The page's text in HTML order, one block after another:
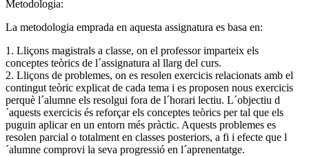
Metodologia:
La metodologia emprada en aquesta assignatura es basa en:
1. Lliçons magistrals a classe, on el professor imparteix els
conceptes teòrics de l´assignatura al llarg del curs.
2. Lliçons de problemes, on es resolen exercicis relacionats amb el
contingut teòric explicat de cada tema i es proposen nous exercicis
perquè l´alumne els resolgui fora de l´horari lectiu. L´objectiu d
´aquests exercicis és reforçar els conceptes teòrics per tal que els
puguin aplicar en un entorn més pràctic. Aquests problemes es
resolen parcial o totalment en classes posteriors, a fi i efecte que l
´alumne comprovi la seva progressió en l´aprenentatge.